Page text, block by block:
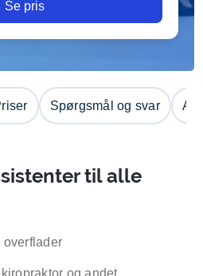
Se pris
Spørgsmål og svar
til alle
overflader
og andet